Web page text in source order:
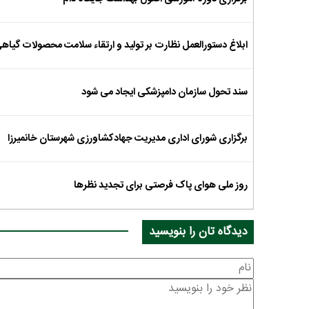
ابلاغ دستورالعمل نظارت بر تولید و ارتقاء سلامت محصولات
سند تحول سازمان دامپزشکی ایجاد می شود
برگزاری شورای اداری مدیریت جهادکشاورزی شهرستان خانمیرزا
روز ملی هوای پاک فرصتی برای تجدید نظرها
دیدگاه تان را بنویسید